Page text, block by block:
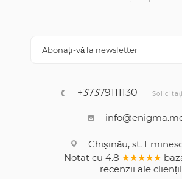
Abonați-vă la newsletter
+37379111130
Chișinău, st.
Notat cu 4.8 ★★★★★
recenzii ale